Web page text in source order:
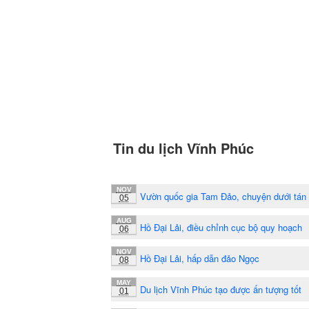
Tin du lịch Vĩnh Phúc
NOV
05 Vườn quốc gia Tam Đảo, chuyện dưới tán
AUG
06 Hồ Đại Lải, điều chỉnh cục bộ quy hoạch
NOV
08 Hồ Đại Lải, hấp dẫn đảo Ngọc
MAY
01 Du lịch Vĩnh Phúc tạo được ấn tượng tốt